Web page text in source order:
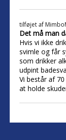
tilføjet af
Det må man
Hvis vi ikke
svimle og får
som drikker
udpint
Vi består af
at holde